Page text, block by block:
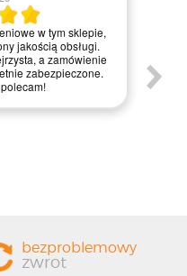
w tym sklepie,
obsługi.
a zamówienie
każdemu,
bezproblemowy
zwrot